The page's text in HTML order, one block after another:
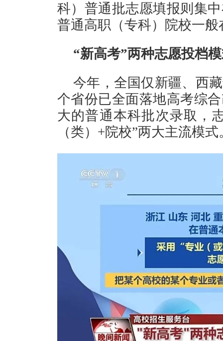
科）普通批志愿填报则集
普通高职（专科）院校一
“新高考”两种志愿投档
今年，全国仅新疆、西
个省份已全面落地高考综
大的普通本科批次录取，
（类）+院校”两大主流模式